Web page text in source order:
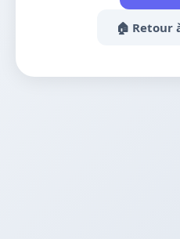
🏠 Retour